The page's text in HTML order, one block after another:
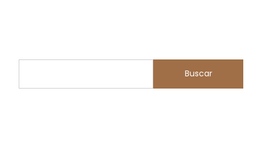
Buscar